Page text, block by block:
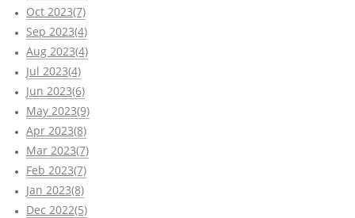
Oct 2023(7)
Sep 2023(4)
Aug 2023(4)
Jul 2023(4)
Jun 2023(6)
May 2023(9)
Apr 2023(8)
Mar 2023(7)
Feb 2023(7)
Jan 2023(8)
Dec 2022(5)